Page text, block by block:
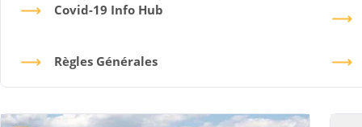
Covid-19 Info Hub
Règles Générales